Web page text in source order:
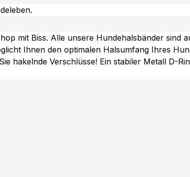
mit Biss. Alle unsere Hundehalsbänder sind
Ihnen den optimalen Halsumfang Ihres
hakelnde Verschlüsse! Ein stabiler Metall D-